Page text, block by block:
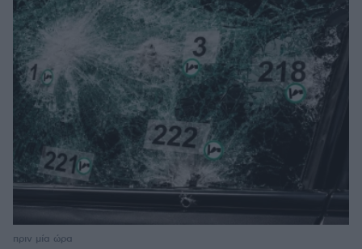
πριν μία ώρα